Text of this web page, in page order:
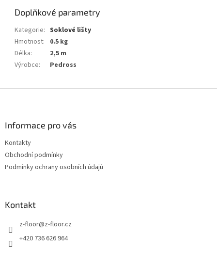
Doplňkové parametry
Kategorie: Soklové lišty
Hmotnost:
0.5 kg
Délka:
2,5 m
Výrobce: Pedross
Informace pro vás
Kontakty
Obchodní podmínky
Podmínky ochrany osobních údajů
Kontakt
z-floor@z-floor.cz
+420 736 626 964